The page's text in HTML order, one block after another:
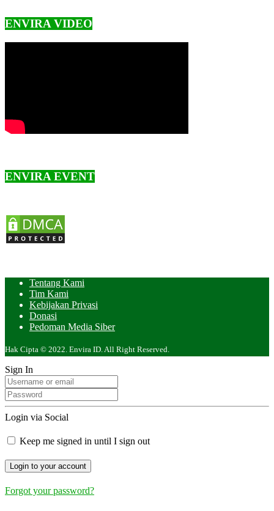
ENVIRA VIDEO
ENVIRA EVENT
Tentang Kami
Tim Kami
Kebijakan Privasi
Donasi
Pedoman Media Siber
Hak Cipta © 2022. Envira ID. All Right Reserved.
Sign In
Login via Social
Keep me signed in until I sign out
Forgot your password?